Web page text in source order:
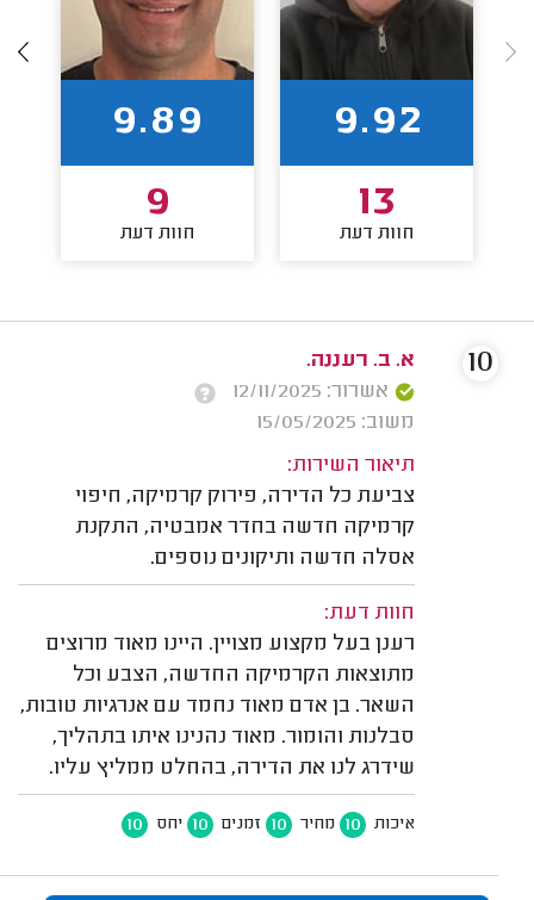
9.92
13
חוות דעת
9.89
9
חוות דעת
א. ב. רעננה.
אשרור: 12/11/2025
משוב: 15/05/2025
תיאור השירות:
צביעת כל הדירה, פירוק קרמיקה, חיפוי
קרמיקה חדשה בחדר אמבטיה, התקנת
אסלה חדשה ותיקונים נוספים.
חוות דעת:
רענן בעל מקצוע מצויין. היינו מאוד מרוצים
מתוצאות הקרמיקה החדשה, הצבע וכל
השאר. בן אדם מאוד נחמד עם אנרגיות טובות,
סבלנות והומור. מאוד נהנינו איתו בתהליך,
שידרג לנו את הדירה, בהחלט ממליץ עליו.
איכות 10 מחיר 10 זמנים 10 יחס 10
10